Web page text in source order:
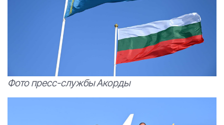
Фото пресс-службы Акорды